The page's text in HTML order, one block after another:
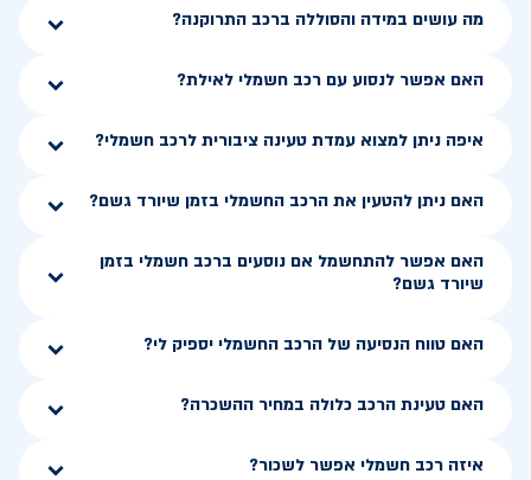
מה עושים במידה והסוללה ברכב התרוקנה?
האם אפשר לנסוע עם רכב חשמלי לאילת?
איפה ניתן למצוא עמדת טעינה ציבורית לרכב חשמלי?
האם ניתן להטעין את הרכב החשמלי בזמן שיורד גשם?
האם אפשר להתחשמל אם נוסעים ברכב חשמלי בזמן
שיורד גשם?
האם טווח הנסיעה של הרכב החשמלי יספיק לי?
האם טעינת הרכב כלולה במחיר ההשכרה?
איזה רכב חשמלי אפשר לשכור?